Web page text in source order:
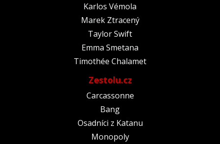
Karlos Vémola
Marek Ztracený
Taylor Swift
Emma Smetana
Timothée Chalamet
Zestolu.cz
Carcassonne
Bang
Osadníci z Katanu
Monopoly